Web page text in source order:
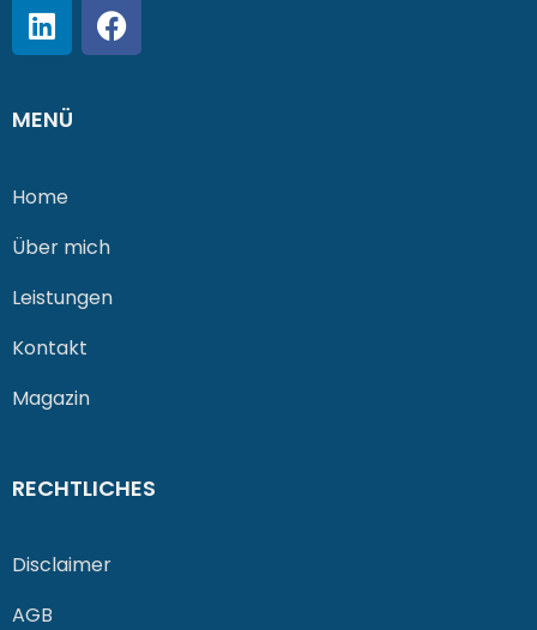
MENÜ
Home
Über mich
Leistungen
Kontakt
Magazin
RECHTLICHES
Disclaimer
AGB